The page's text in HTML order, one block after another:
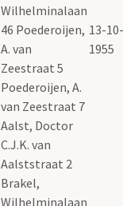
Wilhelminalaan
46 Poederoijen,
A. van
Zeestraat 5
Poederoijen, A.
van Zeestraat 7
Aalst, Doctor
C.J.K. van
Aalststraat 2
Brakel,
Wilhelminalaan
13-10-
1955